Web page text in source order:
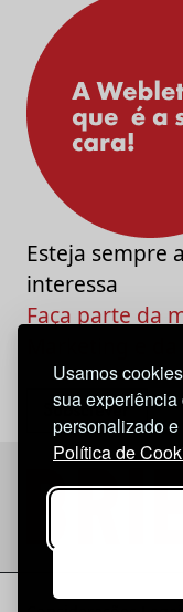
Usamos
sua experiência
personalizado
Política de
Esteja sempre
interessa
Faça parte da